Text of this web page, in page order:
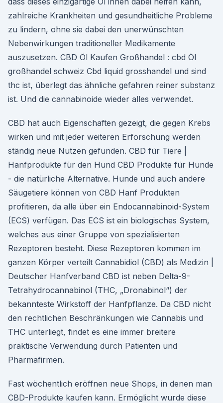
zahlreiche Krankheiten und gesundheitliche Probleme
zu lindern, ohne sie dabei den unerwünschten
Nebenwirkungen traditioneller Medikamente
auszusetzen. CBD Öl Kaufen Großhandel : cbd Öl
großhandel schweiz Cbd liquid grosshandel und sind
thc ist, überlegt das ähnliche gefahren reiner substanz
ist. Und die cannabinoide wieder alles verwendet.
CBD hat auch Eigenschaften gezeigt, die gegen Krebs
wirken und mit jeder weiteren Erforschung werden
ständig neue Nutzen gefunden. CBD für Tiere |
Hanfprodukte für den Hund CBD Produkte für Hunde
- die natürliche Alternative. Hunde und auch andere
Säugetiere können von CBD Hanf Produkten
profitieren, da alle über ein Endocannabinoid-System
(ECS) verfügen. Das ECS ist ein biologisches System,
welches aus einer Gruppe von spezialisierten
Rezeptoren besteht. Diese Rezeptoren kommen im
ganzen Körper verteilt Cannabidiol (CBD) als Medizin |
Deutscher Hanfverband CBD ist neben Delta-9-
Tetrahydrocannabinol (THC, „Dronabinol“) der
bekannteste Wirkstoff der Hanfpflanze. Da CBD nicht
den rechtlichen Beschränkungen wie Cannabis und
THC unterliegt, findet es eine immer breitere
praktische Verwendung durch Patienten und
Pharmafirmen.
Fast wöchentlich eröffnen neue Shops, in denen man
CBD-Produkte kaufen kann. Ermöglicht wurde diese